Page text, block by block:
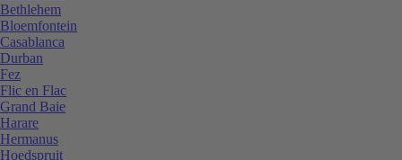
Bethlehem
Bloemfontein
Casablanca
Durban
Fez
Flic en Flac
Grand Baie
Harare
Hermanus
Hoedspruit